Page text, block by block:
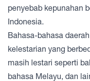
penyebab kepunahan
Indonesia.
Bahasa-bahasa
kelestarian yang
masih lestari seperti
bahasa Melayu, dan